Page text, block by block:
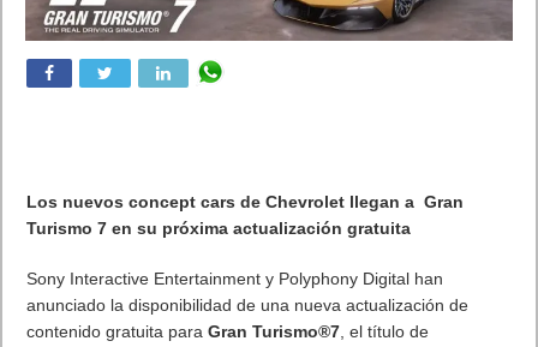
Los nuevos concept cars de Chevrolet llegan a Gran
Turismo 7 en su próxima actualización gratuita
Sony Interactive Entertainment y Polyphony Digital han
anunciado la disponibilidad de una nueva actualización de
contenido gratuita paraGran Turismo®7, el título de